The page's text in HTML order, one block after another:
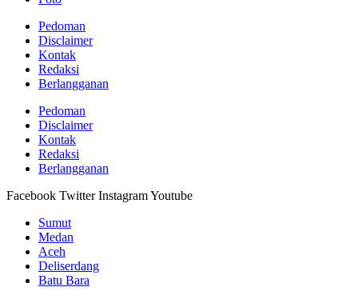
Pedoman
Disclaimer
Kontak
Redaksi
Berlangganan
Pedoman
Disclaimer
Kontak
Redaksi
Berlangganan
Facebook Twitter InstagramYoutube
Sumut
Medan
Aceh
Deliserdang
Batu Bara